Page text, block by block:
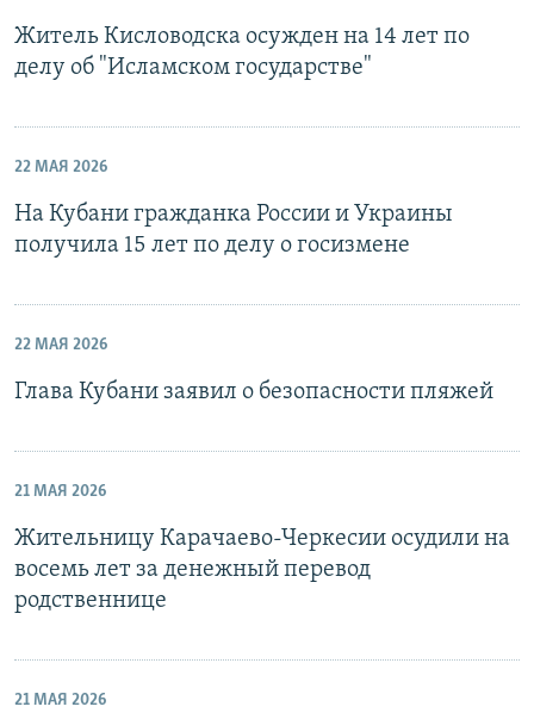
Житель Кисловодска осужден на 14 лет по
делу об "Исламском государстве"
22 МАЯ 2026
На Кубани гражданка России и Украины
получила 15 лет по делу о госизмене
22 МАЯ 2026
Глава Кубани заявил о безопасности пляжей
21 МАЯ 2026
Жительницу Карачаево-Черкесии осудили на
восемь лет за денежный перевод
родственнице
21 МАЯ 2026